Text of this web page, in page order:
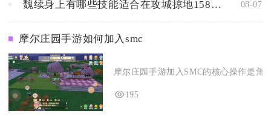
魏续身上有哪些技能适合在攻城掠地158中使用 08-07
摩尔庄园手游如何加入smc
摩尔庄园手游加入SMC的核心操作是角
195